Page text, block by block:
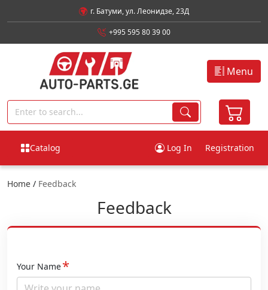
г. Батуми, ул. Леонидзе, 23Д
+995 595 80 39 00
Menu
Catalog Log In Registration
Home / Feedback
Feedback
Your Name*